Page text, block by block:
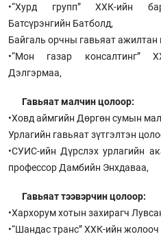
•“Хурд групп” ХХК-ийн
Батсүрэнгийн Батболд,
Байгаль орчны гавьяат ажилтан
•“Мон газар консалтинг”
Дэлгэрмаа,
Гавьяат малчин цолоор:
•Ховд аймгийн Дөргөн сумын
Урлагийн гавьяат зүтгэлтэн
•СУИС-ийн Дүрслэх урлагийн
профессор Дамбийн Энхдаваа,
Гавьяат тээвэрчин цолоор:
•Хархорум хотын захирагч
•“Шандас транс” ХХК-ийн